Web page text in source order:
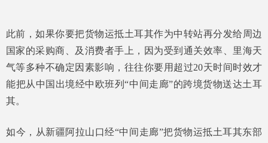
此前，如果你要把货物运抵土耳其作为中转站再分发给周边
国家的采购商、及消费者手上，因为受到通关效率、里海天
气等多种不确定因素影响，往往你要用超过20天时间时效才
能把从中国出境经中欧班列“中间走廊”的跨境货物送达土耳
其。
如今，从新疆阿拉山口经“中间走廊”把货物运抵土耳其东部